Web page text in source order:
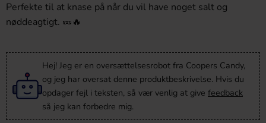
Perfekte til at knase på når du vil have noget salt og
nøddeagtigt. 🥜🔥
Hej! Jeg er en oversættelsesrobot fra Coopers Candy,
og jeg har oversat denne produktbeskrivelse. Hvis du
opdager fejl i teksten, så vær venlig at give feedback
så jeg kan forbedre mig.